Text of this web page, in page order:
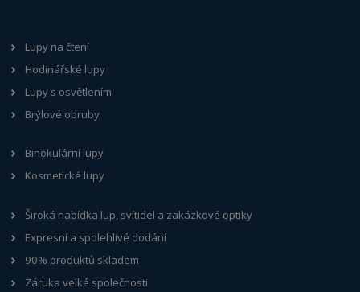
Lupy na čtení
Hodinářské lupy
Lupy s osvětlením
Brýlové obruby
Binokulární lupy
Kosmetické lupy
Široká nabídka lup, svítidel a zakázkové optiky
Expresní a spolehlivé dodání
90% produktů skladem
Záruka velké společnosti